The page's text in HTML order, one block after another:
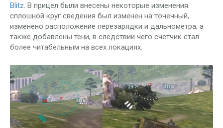
Blitz. В прицел были внесены некоторые изменения:
сплошной круг сведения был изменен на точечный,
изменено расположение перезарядки и дальнометра, а
также добавлены тени, в следствии чего счетчик стал
более читабельным на всех локациях.